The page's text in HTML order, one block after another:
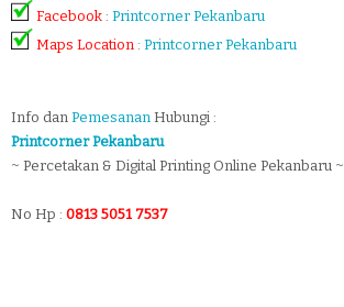
Facebook : Printcorner Pekanbaru
Maps Location : Printcorner Pekanbaru
Info dan Pemesanan Hubungi :
Printcorner Pekanbaru
~ Percetakan & Digital Printing Online Pekanbaru ~
No Hp : 0813 5051 7537